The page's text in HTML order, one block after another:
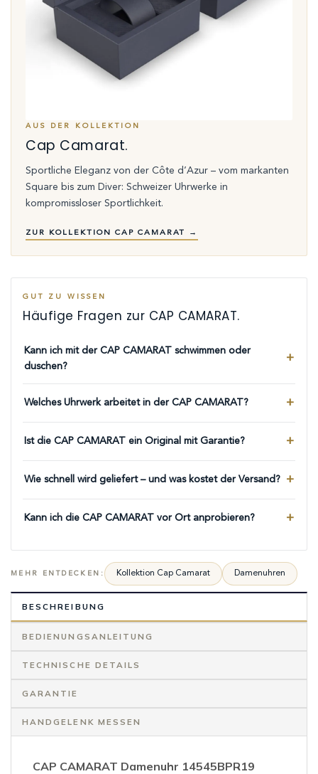
AUS DER KOLLEKTION
Cap Camarat.
Sportliche Eleganz von der Côte d’Azur – vom markanten
Square bis zum Diver: Schweizer Uhrwerke in
kompromissloser Sportlichkeit.
ZUR KOLLEKTION CAP CAMARAT →
GUT ZU WISSEN
Häufige Fragen zur CAP CAMARAT.
Kann ich mit der CAP CAMARAT schwimmen oder
duschen?
Welches Uhrwerk arbeitet in der CAP CAMARAT?
Ist die CAP CAMARAT ein Original mit Garantie?
Wie schnell wird geliefert – und was kostet der Versand?
Kann ich die CAP CAMARAT vor Ort anprobieren?
MEHR ENTDECKEN: Kollektion Cap Camarat Damenuhren
BESCHREIBUNG
BEDIENUNGSANLEITUNG
TECHNISCHE DETAILS
GARANTIE
HANDGELENK MESSEN
CAP CAMARAT Damenuhr 14545BPR19